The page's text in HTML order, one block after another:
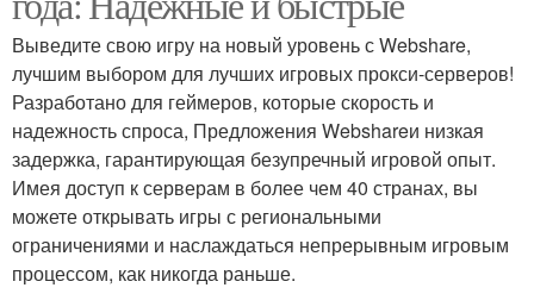
Выведите свою игру на новый уровень с Webshare,
лучшим выбором для лучших игровых прокси-серверов!
Разработано для геймеров, которые скорость и
надежность спроса, Предложения Webshareи низкая
задержка, гарантирующая безупречный игровой опыт.
Имея доступ к серверам в более чем 40 странах, вы
можете открывать игры с региональными
ограничениями и наслаждаться непрерывным игровым
процессом, как никогда раньше.